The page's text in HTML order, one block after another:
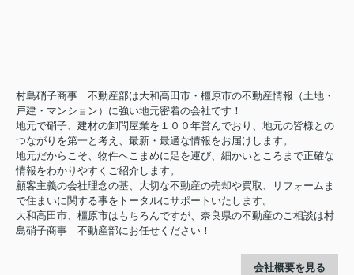
村島硝子商事 不動産部は大和高田市・橿原市の不動産情報（土地・
戸建・マンション）に強い地元密着の会社です！
地元で硝子、建材の卸問屋業を１００年営んでおり、地元の皆様との
つながりを第一と考え、最新・最適な情報をお届けします。
地元だからこそ、物件へこまめに足を運び、細かいところまで正確な
情報をわかりやすくご紹介します。
顧客主義の会社理念の基、大切な不動産の売却や買取、リフォームま
で住まいに関する事をトータルにサポートいたします。
大和高田市、橿原市はもちろんですが、奈良県の不動産のご相談は村
島硝子商事 不動産部にお任せください！
会社概要を見る